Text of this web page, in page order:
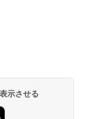
示させる